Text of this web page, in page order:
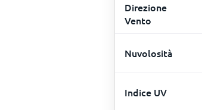
Direzione
Vento
Nuvolosità
Indice UV